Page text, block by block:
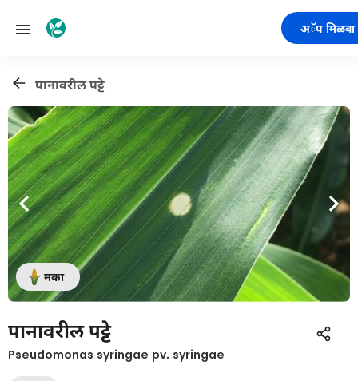
अॅप मिळवा
पानावरील पट्टे
मका
पानावरील पट्टे
Pseudomonas syringae pv. syringae